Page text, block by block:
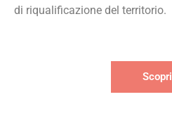
di riqualificazione del territorio.
Scopri